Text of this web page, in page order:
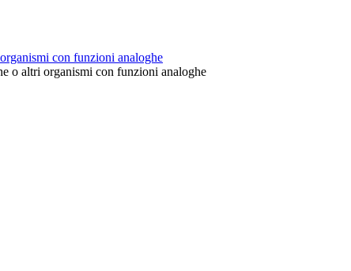
con funzioni analoghe
o altri organismi con funzioni analoghe